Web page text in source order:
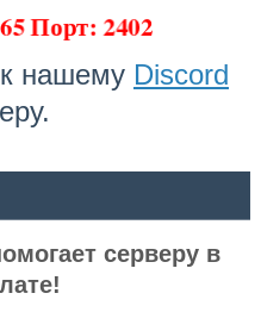
Порт: 2402
нашему Discord
серверу в